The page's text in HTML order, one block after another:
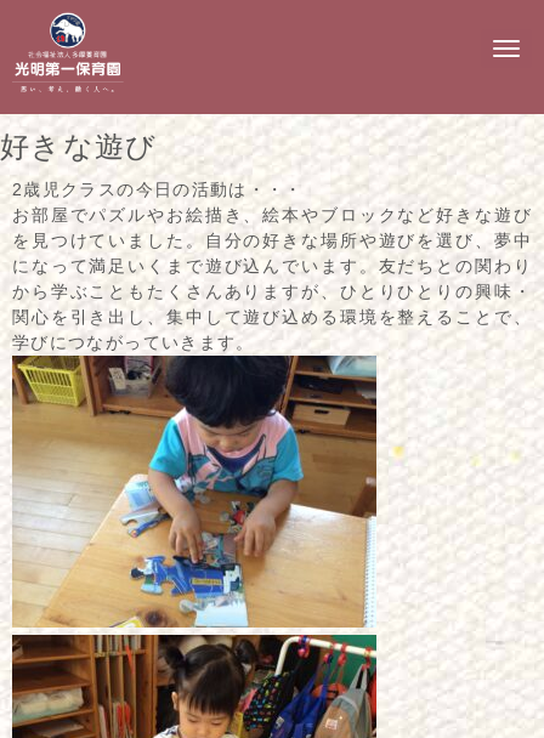
N
g
a
o
n
好きな遊び
2歳児クラスの今日の活動は・・・
お部屋でパズルやお絵描き、絵本やブロックなど好きな遊び
を見つけていました。自分の好きな場所や遊びを選び、夢中
になって満足いくまで遊び込んでいます。友だちとの関わり
から学ぶこともたくさんありますが、ひとりひとりの興味・
関心を引き出し、集中して遊び込める環境を整えることで、
学びにつながっていきます。